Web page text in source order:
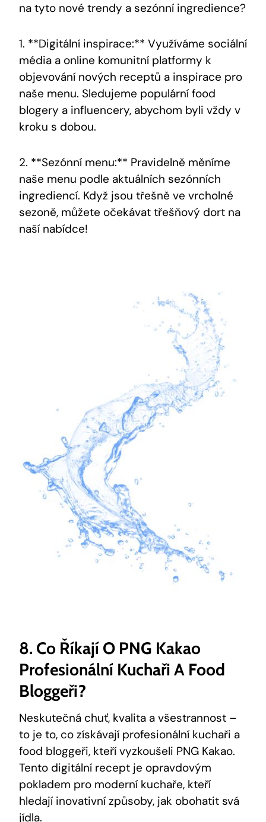
na tyto​ nové trendy ⁢a sezónní ‍ingredience?
1. **Digitální inspirace:** Využíváme sociální
média a online komunitní ⁢platformy k​
objevování ‌nových receptů ‌a‍ inspirace pro
naše menu. Sledujeme populární food⁤
blogery ⁤a influencery, abychom byli vždy v⁤
kroku s dobou.
2. **Sezónní ​menu:** Pravidelně měníme
naše menu podle aktuálních sezónních
ingrediencí. Když ⁢jsou třešně ve ‌vrcholné
sezoně, můžete očekávat třešňový dort na
naší nabídce!
8. Co Říkají O ​PNG Kakao⁣
Profesionální Kuchaři A Food​
Bloggeři?
Neskutečná​ chuť, kvalita a ⁣všestrannost –
to je to, co získávají profesionální kuchaři ​a
food bloggeři, kteří vyzkoušeli PNG Kakao. ​
Tento digitální recept je opravdovým ​
pokladem pro moderní kuchaře, kteří
hledají inovativní způsoby, jak‌ obohatit svá
jídla.